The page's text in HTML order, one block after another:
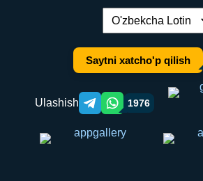
Tilni almashtirish:
Saytni xatcho'p qilish
Ulashish Telegram orqali ulashish
WhatsApp orqali ulashish
1976